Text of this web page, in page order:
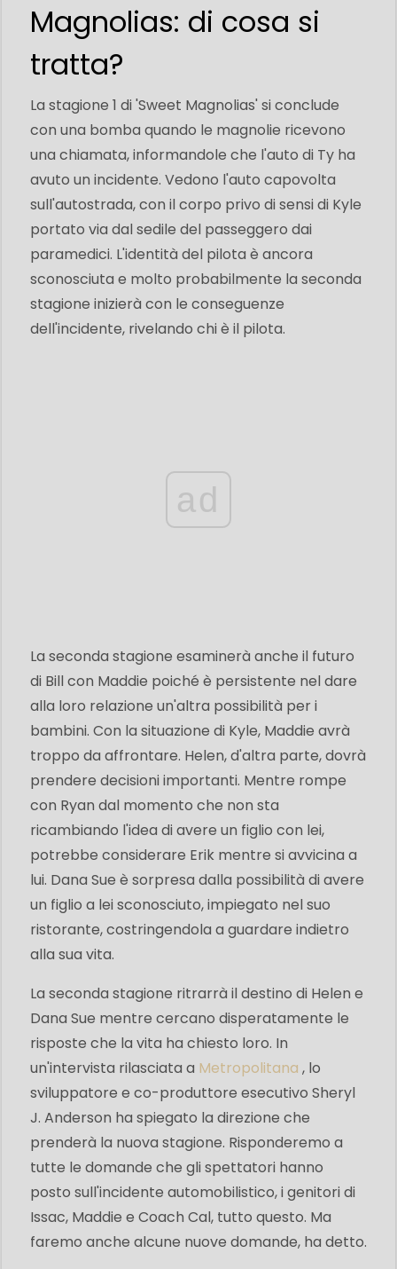
Magnolias: di cosa si
tratta?
La stagione 1 di 'Sweet Magnolias' si conclude
con una bomba quando le magnolie ricevono
una chiamata, informandole che l'auto di Ty ha
avuto un incidente. Vedono l'auto capovolta
sull'autostrada, con il corpo privo di sensi di Kyle
portato via dal sedile del passeggero dai
paramedici. L'identità del pilota è ancora
sconosciuta e molto probabilmente la seconda
stagione inizierà con le conseguenze
dell'incidente, rivelando chi è il pilota.
ad
La seconda stagione esaminerà anche il futuro
di Bill con Maddie poiché è persistente nel dare
alla loro relazione un'altra possibilità per i
bambini. Con la situazione di Kyle, Maddie avrà
troppo da affrontare. Helen, d'altra parte, dovrà
prendere decisioni importanti. Mentre rompe
con Ryan dal momento che non sta
ricambiando l'idea di avere un figlio con lei,
potrebbe considerare Erik mentre si avvicina a
lui. Dana Sue è sorpresa dalla possibilità di avere
un figlio a lei sconosciuto, impiegato nel suo
ristorante, costringendola a guardare indietro
alla sua vita.
La seconda stagione ritrarrà il destino di Helen e
Dana Sue mentre cercano disperatamente le
risposte che la vita ha chiesto loro. In
un'intervista rilasciata a Metropolitana , lo
sviluppatore e co-produttore esecutivo Sheryl
J. Anderson ha spiegato la direzione che
prenderà la nuova stagione. Risponderemo a
tutte le domande che gli spettatori hanno
posto sull'incidente automobilistico, i genitori di
Issac, Maddie e Coach Cal, tutto questo. Ma
faremo anche alcune nuove domande, ha detto.